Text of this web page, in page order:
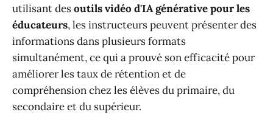
utilisant desoutils vidéo d'IA générative pour les
éducateurs, les instructeurs peuvent présenter des
informations dans plusieurs formats
simultanément, ce qui a prouvé son efficacité pour
améliorer les taux de rétention et de
compréhension chez les élèves du primaire, du
secondaire et du supérieur.